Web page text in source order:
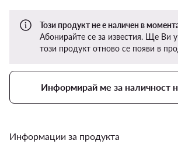
Този продукт не е наличен в
Абонирайте се за известия. Ще Ви
този продукт отново се появи в
Информирай ме за наличност
Информации за продукта